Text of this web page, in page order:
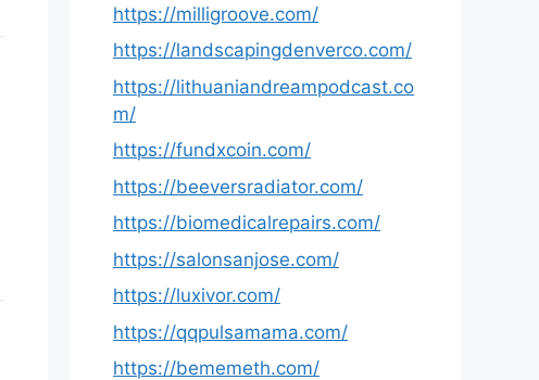
https://milligroove.com/
https://landscapingdenverco.com/
https://lithuaniandreampodcast.co
m/
https://fundxcoin.com/
https://beeversradiator.com/
https://biomedicalrepairs.com/
https://salonsanjose.com/
https://luxivor.com/
https://qqpulsamama.com/
https://bememeth.com/